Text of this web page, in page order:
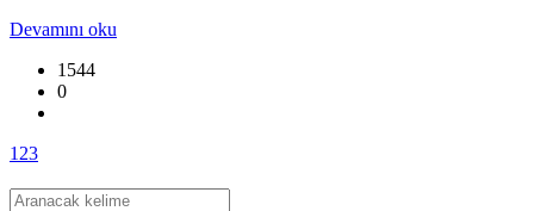
Devamını oku
1544
0
1 23